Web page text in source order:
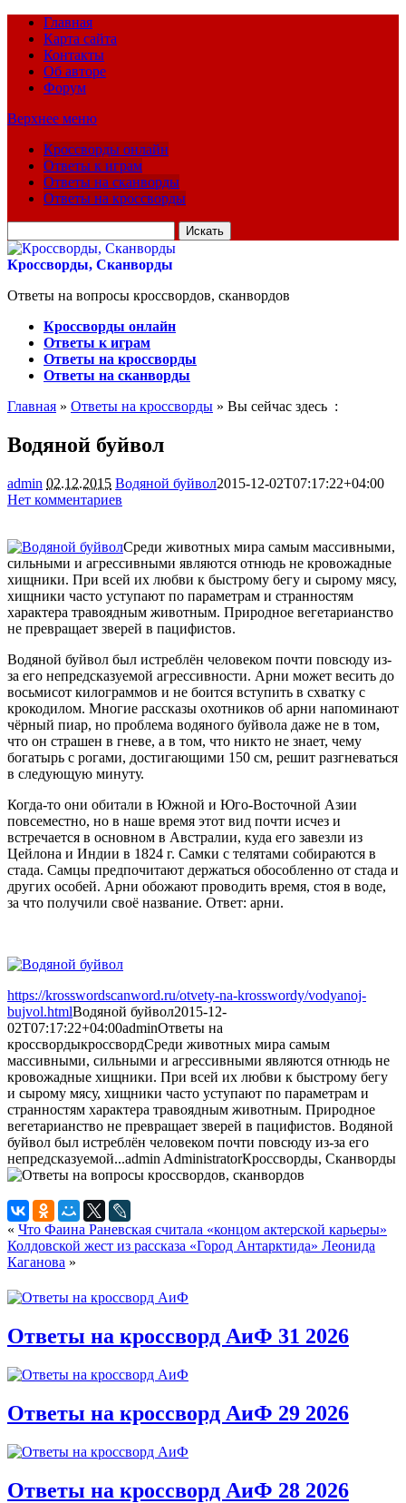
Главная
Карта сайта
Контакты
Об авторе
Форум
Верхнее меню
Кроссворды онлайн
Ответы к играм
Ответы на сканворды
Ответы на кроссворды
для:
Кроссворды, Сканворды
Ответы на вопросы кроссвордов, сканвордов
Кроссворды онлайн
Ответы к играм
Ответы на кроссворды
Ответы на сканворды
Главная » Ответы на кроссворды » Вы сейчас здесь :
Водяной буйвол
admin 02.12.2015 Водяной буйвол2015-12-02T07:17:22+04:00
Нет комментариев
Среди животных мира самым массивными,
сильными и агрессивными являются отнюдь не кровожадные
хищники. При всей их любви к быстрому бегу и сырому мясу,
хищники часто уступают по параметрам и странностям
характера травоядным животным. Природное вегетарианство
не превращает зверей в пацифистов.
Водяной буйвол был истреблён человеком почти повсюду из-
за его непредсказуемой агрессивности. Арни может весить до
восьмисот килограммов и не боится вступить в схватку с
крокодилом. Многие рассказы охотников об арни напоминают
чёрный пиар, но проблема водяного буйвола даже не в том,
что он страшен в гневе, а в том, что никто не знает, чему
богатырь с рогами, достигающими 150 см, решит разгневаться
в следующую минуту.
Когда-то они обитали в Южной и Юго-Восточной Азии
повсеместно, но в наше время этот вид почти исчез и
встречается в основном в Австралии, куда его завезли из
Цейлона и Индии в 1824 г. Самки с телятами собираются в
стада. Самцы предпочитают держаться обособленно от стада и
других особей. Арни обожают проводить время, стоя в воде,
за что получили своё название. Ответ: арни.
https://krosswordscanword.ru/otvety-na-krosswordy/vodyanoj-
bujvol.htmlВодяной буйвол2015-12-
02T07:17:22+04:00adminОтветы на
кроссвордыкроссвордСреди животных мира самым
массивными, сильными и агрессивными являются отнюдь не
кровожадные хищники. При всей их любви к быстрому бегу
и сырому мясу, хищники часто уступают по параметрам и
странностям характера травоядным животным. Природное
вегетарианство не превращает зверей в пацифистов. Водяной
буйвол был истреблён человеком почти повсюду из-за его
непредсказуемой...admin AdministratorКроссворды, Сканворды
« Что Фаина Раневская считала «концом актерской карьеры»
Колдовской жест из рассказа «Город Антарктида» Леонида
Каганова »
Ответы на кроссворд АиФ 31 2026
Ответы на кроссворд АиФ 29 2026
Ответы на кроссворд АиФ 28 2026